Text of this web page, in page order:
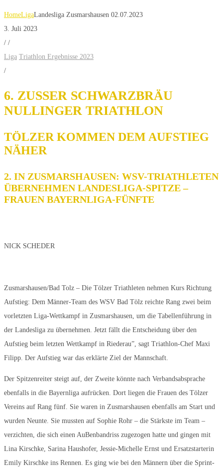
HomeLigaLandesliga Zusmarshausen 02.07.2023
3. Juli 2023
/ /
Liga Triathlon Ergebnisse 2023
/
6. ZUSSER SCHWARZBRÄU
NULLINGER TRIATHLON
TÖLZER KOMMEN DEM AUFSTIEG
NÄHER
2. IN ZUSMARSHAUSEN: WSV-TRIATHLETEN
ÜBERNEHMEN LANDESLIGA-SPITZE –
FRAUEN BAYERNLIGA-FÜNFTE
NICK SCHEDER
Zusmarshausen/Bad Tolz – Die Tölzer Triathleten nehmen Kurs Richtung
Aufstieg: Dem Männer-Team des WSV Bad Tölz reichte Rang zwei beim
vorletzten Liga-Wettkampf in Zusmarshausen, um die Tabellenführung in
der Landesliga zu übernehmen. Jetzt fällt die Entscheidung über den
Aufstieg beim letzten Wettkampf in Riederau”, sagt Triathlon-Chef Maxi
Filipp. Der Aufstieg war das erklärte Ziel der Mannschaft.
Der Spitzenreiter steigt auf, der Zweite könnte nach Verbandsabsprache
ebenfalls in die Bayernliga aufrücken. Dort liegen die Frauen des Tölzer
Vereins auf Rang fünf. Sie waren in Zusmarshausen ebenfalls am Start und
wurden Neunte. Sie mussten auf Sophie Rohr – die Stärkste im Team –
verzichten, die sich einen AuBenbandriss zugezogen hatte und gingen mit
Lina Kirschke, Sarina Haushofer, Jessie-Michelle Ernst und Ersatzstarterin
Emily Kirschke ins Rennen. Es ging wie bei den Männern über die Sprint-